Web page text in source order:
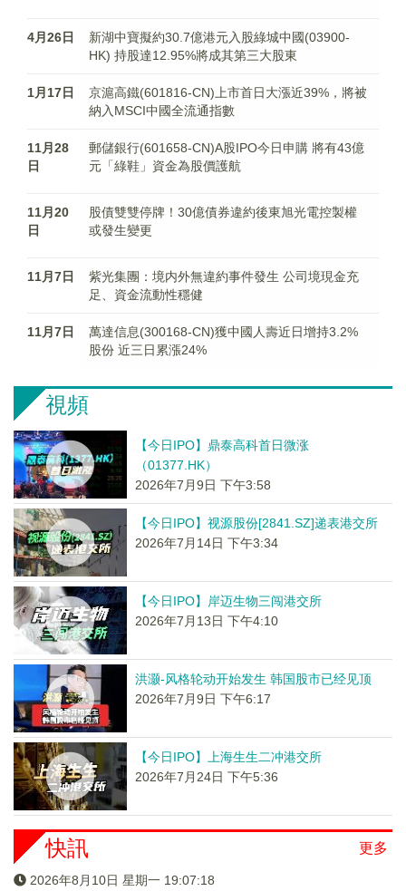
4月26日
新湖中寶擬約30.7億港元入股綠城中國(03900-
HK) 持股達12.95%將成其第三大股東
1月17日
京滬高鐵(601816-CN)上市首日大漲近39%，將被
納入MSCI中國全流通指數
11月28
日
郵儲銀行(601658-CN)A股IPO今日申購 將有43億
元「綠鞋」資金為股價護航
11月20
日
股債雙雙停牌！30億債券違約後東旭光電控製權
或發生變更
11月7日
紫光集團：境内外無違約事件發生 公司境現金充
足、資金流動性穩健
11月7日
萬達信息(300168-CN)獲中國人壽近日增持3.2%
股份 近三日累漲24%
視頻
【今日IPO】鼎泰高科首日微涨
（01377.HK）
2026年7月9日 下午3:58
【今日IPO】视源股份[2841.SZ]递表港交所
2026年7月14日 下午3:34
【今日IPO】岸迈生物三闯港交所
2026年7月13日 下午4:10
洪灏-风格轮动开始发生 韩国股市已经见顶
2026年7月9日 下午6:17
【今日IPO】上海生生二冲港交所
2026年7月24日 下午5:36
更多
快訊
2026年8月10日 星期一 19:07:18